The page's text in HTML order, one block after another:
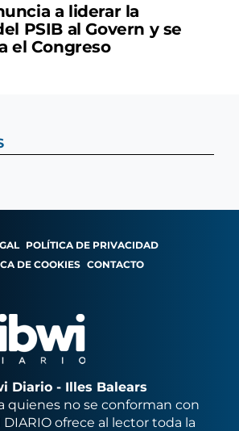
a liderar la
PSIB al Govern y se
el Congreso
POLÍTICA DE PRIVACIDAD
DE COOKIES CONTACTO
Diario - Illes Balears
quienes no se conforman con
DIARIO ofrece al lector toda la